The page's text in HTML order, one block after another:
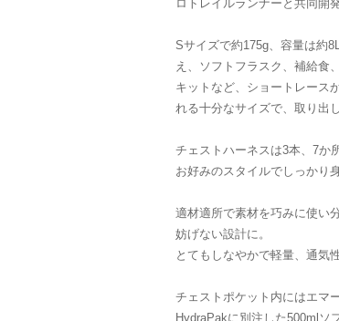
ロトレイルランナーと共同開
Sサイズで約175g、容量は約
え、ソフトフラスク、補給食
キットなど、ショートレース
れる十分なサイズで、取り出
チェストハーネスは3本、7か
お好みのスタイルでしっかり
適材適所で素材を巧みに使い
妨げない設計に。
とてもしなやかで軽量、通気
チェストポケット内にはエマ
HydraPakに別注した500mlソ